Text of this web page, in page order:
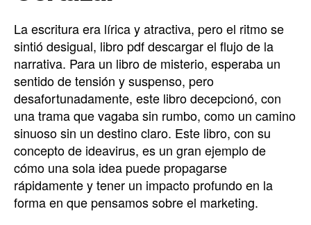
La escritura era lírica y atractiva, pero el ritmo se
sintió desigual, libro pdf descargar el flujo de la
narrativa. Para un libro de misterio, esperaba un
sentido de tensión y suspenso, pero
desafortunadamente, este libro decepcionó, con
una trama que vagaba sin rumbo, como un camino
sinuoso sin un destino claro. Este libro, con su
concepto de ideavirus, es un gran ejemplo de
cómo una sola idea puede propagarse
rápidamente y tener un impacto profundo en la
forma en que pensamos sobre el marketing.